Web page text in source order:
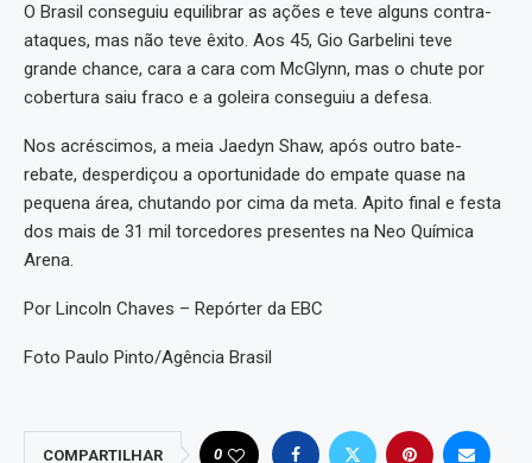
O Brasil conseguiu equilibrar as ações e teve alguns contra-
ataques, mas não teve êxito. Aos 45, Gio Garbelini teve
grande chance, cara a cara com McGlynn, mas o chute por
cobertura saiu fraco e a goleira conseguiu a defesa.
Nos acréscimos, a meia Jaedyn Shaw, após outro bate-
rebate, desperdiçou a oportunidade do empate quase na
pequena área, chutando por cima da meta. Apito final e festa
dos mais de 31 mil torcedores presentes na Neo Química
Arena.
Por Lincoln Chaves – Repórter da EBC
Foto Paulo Pinto/Agência Brasil
COMPARTILHAR 0